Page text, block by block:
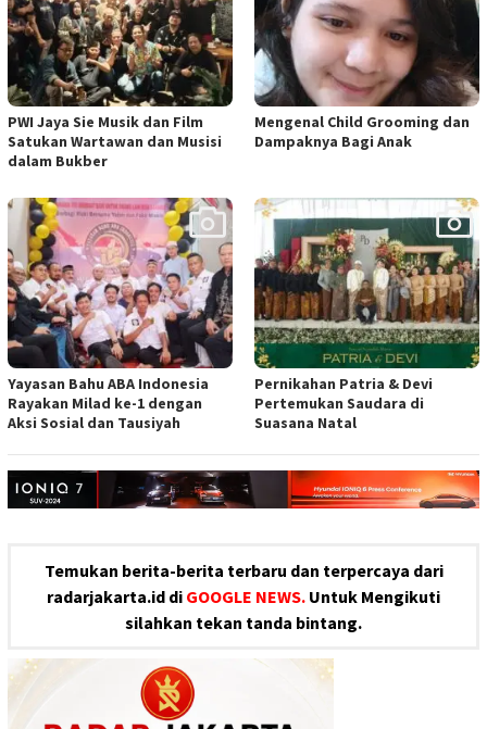
PWI Jaya Sie Musik dan Film
Satukan Wartawan dan Musisi
dalam Bukber
Mengenal Child Grooming dan
Dampaknya Bagi Anak
Yayasan Bahu ABA Indonesia
Rayakan Milad ke-1 dengan
Aksi Sosial dan Tausiyah
Pernikahan Patria & Devi
Pertemukan Saudara di
Suasana Natal
Temukan berita-berita terbaru dan terpercaya dari
radarjakarta.id di GOOGLE NEWS. Untuk Mengikuti
silahkan tekan tanda bintang.